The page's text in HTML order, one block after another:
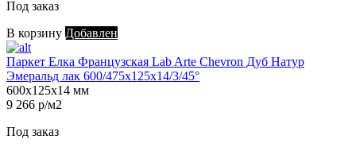
Под заказ
В корзину Добавлен
Паркет Елка Французская Lab Arte Chevron Дуб Натур
Эмеральд лак 600/475х125х14/3/45°
600х125х14 мм
9 266 р/м2
Под заказ